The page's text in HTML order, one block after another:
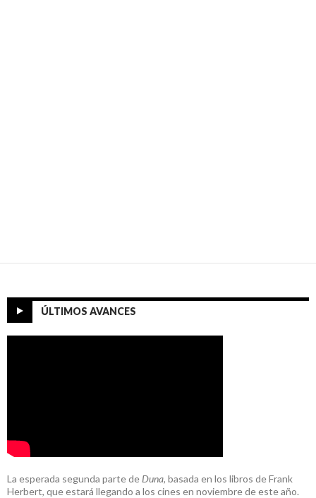
ÚLTIMOS AVANCES
La esperada segunda parte de Duna, basada en los libros de Frank
Herbert, que estará llegando a los cines en noviembre de este año.